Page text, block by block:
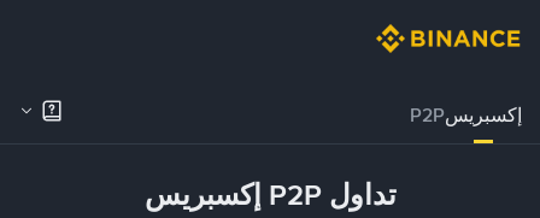
إكسبريسP2P
تداول P2P إكسبريس